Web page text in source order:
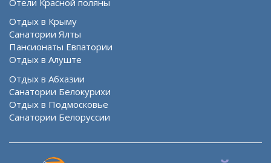
Отдых в Крыму
Санатории Ялты
Пансионаты Евпатории
Отдых в Алуште
Отдых в Абхазии
Санатории Белокурихи
Отдых в Подмосковье
Санатории Белоруссии